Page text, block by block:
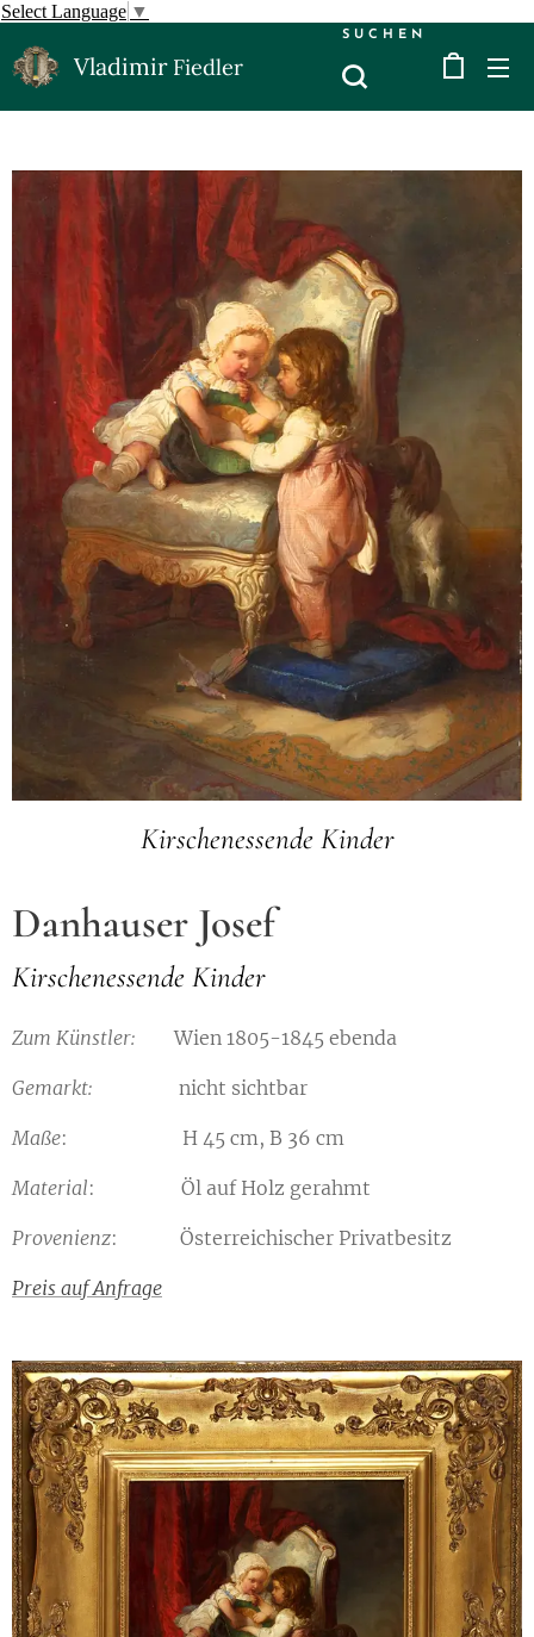
Select Language ▼
Vladimir Fiedler
SUCHEN
Kirschenessende Kinder
Danhauser Josef
Kirschenessende Kinder
Zum Künstler:Wien 1805-1845 ebenda
Gemarkt: nicht sichtbar
Maße: H 45 cm, B 36 cm
Material: Öl auf Holz gerahmt
Provenienz: Österreichischer Privatbesitz
Preis auf Anfrage